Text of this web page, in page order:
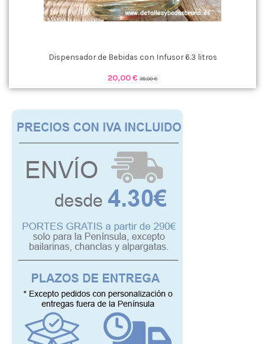
Dispensador de Bebidas con Infusor 6.3 litros
20,00 € 35,00 €